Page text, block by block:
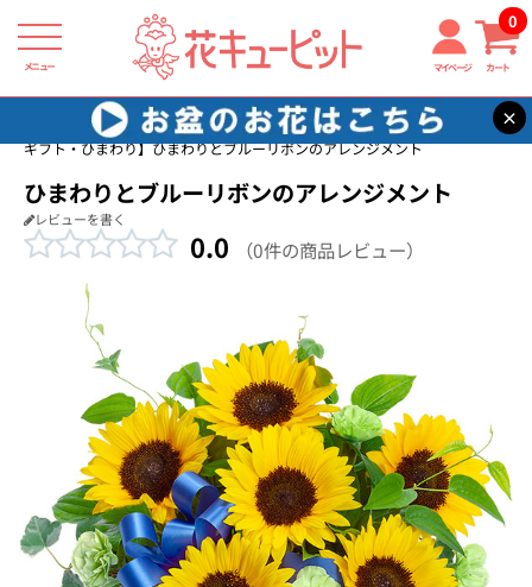
メニュー マイページ カート
0
×
花キューピット 誕生日フラワーギフト・ひまわり
【誕生日フラワー
ギフト・ひまわり】ひまわりとブルーリボンのアレンジメント
ひまわりとブルーリボンのアレンジメント
レビューを書く
0.0 （0件の商品レビュー）